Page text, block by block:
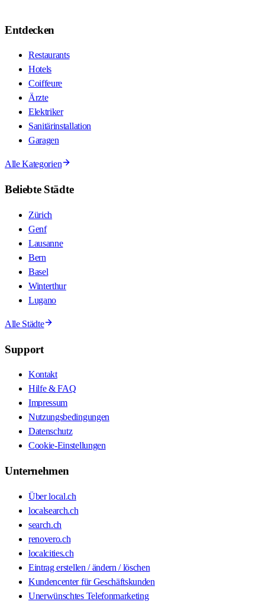
Entdecken
Restaurants
Hotels
Coiffeure
Ärzte
Elektriker
Sanitärinstallation
Garagen
Alle Kategorien
Beliebte Städte
Zürich
Genf
Lausanne
Bern
Basel
Winterthur
Lugano
Alle Städte
Support
Kontakt
Hilfe & FAQ
Impressum
Nutzungsbedingungen
Datenschutz
Cookie-Einstellungen
Unternehmen
Über local.ch
localsearch.ch
search.ch
renovero.ch
localcities.ch
Eintrag erstellen / ändern / löschen
Kundencenter für Geschäftskunden
Unerwünschtes Telefonmarketing